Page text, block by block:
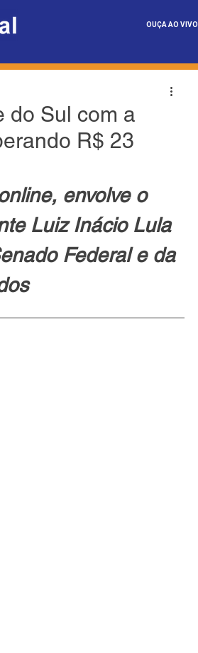
OUÇA AO VIVO
do Sul com a
R$ 23
envolve o
Luiz Inácio Lula
Federal e da